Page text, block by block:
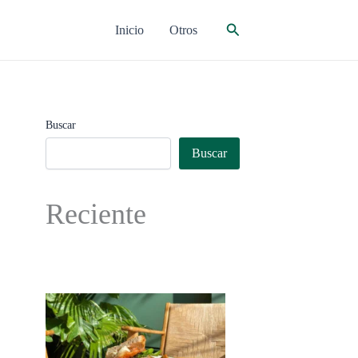
Inicio Otros Buscar
Buscar
Buscar
Reciente